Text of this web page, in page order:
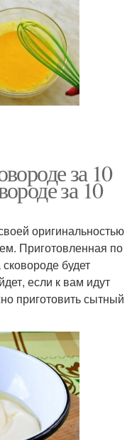
за 10
за 10
оригинальностью
Приготовленная по
будет
если к вам идут
приготовить сытный